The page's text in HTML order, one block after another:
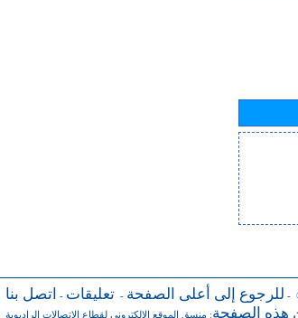
للرجوع إلى أعلى الصفحة - تعليقات - اتصل بنا -
هذه الصفحة: منسق الموقع الإلكتروني لقطاع الاتصالات الراديوية